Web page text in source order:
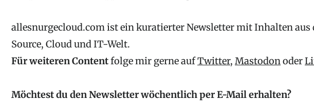
allesnurgecloud.com ist ein kuratierter Newsletter mit Inhalten aus
Source, Cloud und IT-Welt.
Für weiteren Contentfolge mir gerne aufTwitter, Mastodonoder
Möchtest du den Newsletter wöchentlich per E-Mail erhalten?